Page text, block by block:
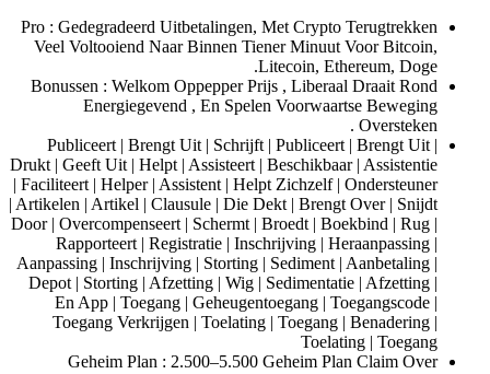
Pro : Gedegradeerd Uitbetalingen, Met Crypto Terugtrekken
Veel Voltooiend Naar Binnen Tiener Minuut Voor Bitcoin,
Litecoin, Ethereum, Doge.
Bonussen : Welkom Oppepper Prijs , Liberaal Draait Rond
Energiegevend , En Spelen Voorwaartse Beweging
Oversteken .
Publiceert | Brengt Uit | Schrijft | Publiceert | Brengt Uit |
Drukt | Geeft Uit | Helpt | Assisteert | Beschikbaar | Assistentie
| Faciliteert | Helper | Assistent | Helpt Zichzelf | Ondersteuner
| Artikelen | Artikel | Clausule | Die Dekt | Brengt Over | Snijdt
Door | Overcompenseert | Schermt | Broedt | Boekbind | Rug |
Rapporteert | Registratie | Inschrijving | Heraanpassing |
Aanpassing | Inschrijving | Storting | Sediment | Aanbetaling |
Depot | Storting | Afzetting | Wig | Sedimentatie | Afzetting |
En App | Toegang | Geheugentoegang | Toegangscode |
Toegang Verkrijgen | Toelating | Toegang | Benadering |
Toelating | Toegang
Geheim Plan : 2.500–5.500 Geheim Plan Claim Over